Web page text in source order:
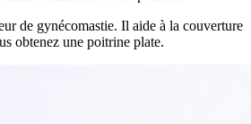
de gynécomastie. Il aide à la couverture
obtenez une poitrine plate.